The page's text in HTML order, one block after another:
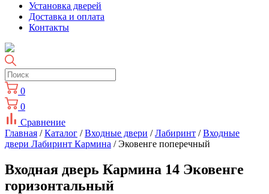
Установка дверей
Доставка и оплата
Контакты
0
0
Сравнение
Главная /Каталог /Входные двери /Лабиринт /Входные
двери Лабиринт Кармина / Эковенге поперечный
Входная дверь Кармина 14 Эковенге
горизонтальный